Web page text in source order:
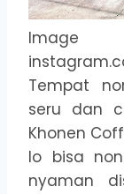
Tempat
seru dan
Khonen
lo bisa
nyaman